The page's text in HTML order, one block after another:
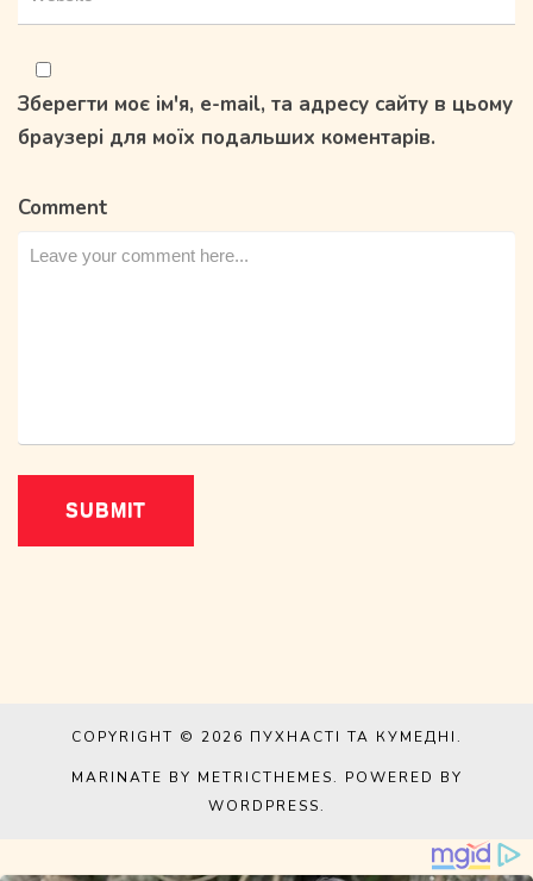
Зберегти моє ім'я, e-mail, та адресу сайту в цьому
браузері для моїх подальших коментарів.
Comment
COPYRIGHT © 2026 ПУХНАСТІ ТА КУМЕДНІ.
MARINATE BY METRICTHEMES. POWERED BY
WORDPRESS.